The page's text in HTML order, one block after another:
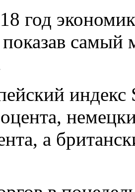
год
самый
а